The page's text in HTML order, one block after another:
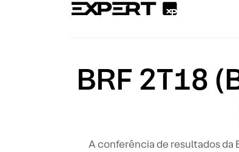
BRF 2T18
A conferência de resultados da